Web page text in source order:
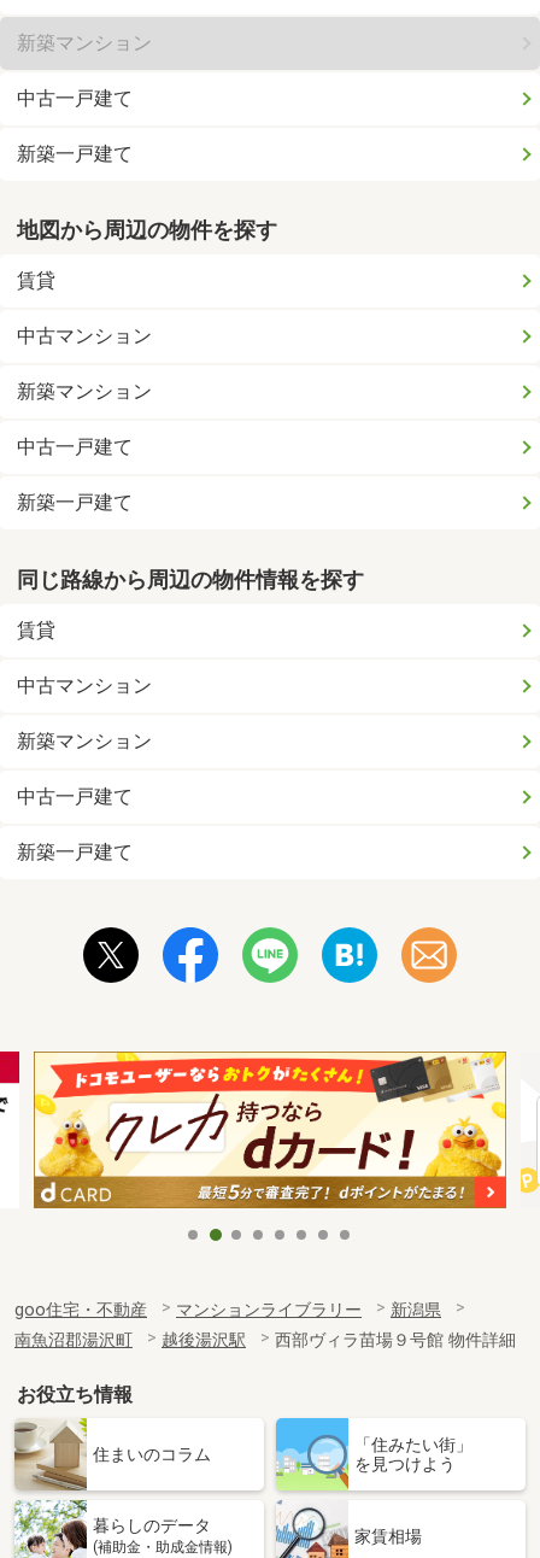
新築マンション
中古一戸建て
新築一戸建て
地図から周辺の物件を探す
賃貸
中古マンション
新築マンション
中古一戸建て
新築一戸建て
同じ路線から周辺の物件情報を探す
賃貸
中古マンション
新築マンション
中古一戸建て
新築一戸建て
goo住宅・不動産 マンションライブラリー
新潟県
南魚沼郡湯沢町
越後湯沢駅 西部ヴィラ苗場９号館 物件詳細
お役立ち情報
住まいのコラム
「住みたい街」
を見つけよう
暮らしのデータ
(補助金・助成金情報)
家賃相場